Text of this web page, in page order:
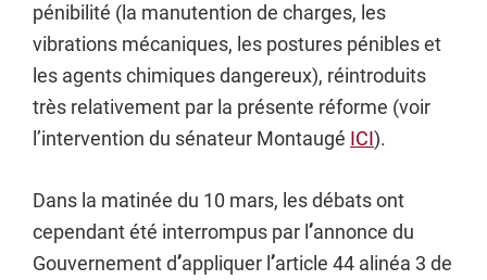
pénibilité (la manutention de charges, les
vibrations mécaniques, les postures pénibles et
les agents chimiques dangereux), réintroduits
très relativement par la présente réforme (voir
l’intervention du sénateur Montaugé ICI).
Dans la matinée du 10 mars, les débats ont
cependant été interrompus par l ’annonce du
Gouvernement d’appliquer l ’article 44 alinéa 3 de